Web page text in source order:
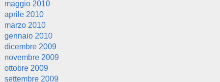
maggio 2010
aprile 2010
marzo 2010
gennaio 2010
dicembre 2009
novembre 2009
ottobre 2009
settembre 2009